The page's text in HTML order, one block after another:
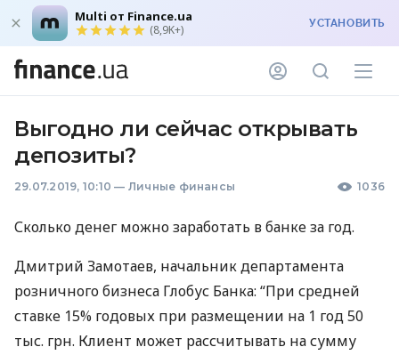
Multi от Finance.ua
(8,9K+) УСТАНОВИТЬ
Выгодно ли сейчас открывать
депозиты?
29.07.2019, 10:10 — Личные финансы 1036
Сколько денег можно заработать в банке за год.
Дмитрий Замотаев, начальник департамента
розничного бизнеса Глобус Банка: “При средней
ставке 15% годовых при размещении на 1 год 50
тыс. грн. Клиент может рассчитывать на сумму